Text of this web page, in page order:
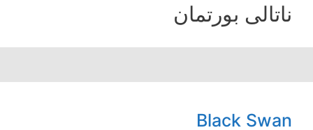
ناتالى بورتمان
Black Swan